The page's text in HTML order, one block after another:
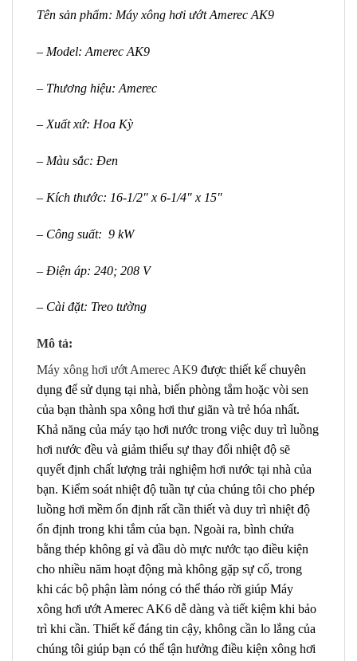
Tên sản phẩm: Máy xông hơi ướt Amerec AK9
– Model: Amerec AK9
– Thương hiệu: Amerec
– Xuất xứ: Hoa Kỳ
– Màu sắc: Đen
– Kích thước: 16-1/2″ x 6-1/4″ x 15″
– Công suất: 9 kW
– Điện áp: 240; 208 V
– Cài đặt: Treo tường
Mô tả:
Máy xông hơi ướt Amerec AK9 được thiết kế chuyên
dụng để sử dụng tại nhà, biến phòng tắm hoặc vòi sen
của bạn thành spa xông hơi thư giãn và trẻ hóa nhất.
Khả năng của máy tạo hơi nước trong việc duy trì luồng
hơi nước đều và giảm thiểu sự thay đổi nhiệt độ sẽ
quyết định chất lượng trải nghiệm hơi nước tại nhà của
bạn. Kiểm soát nhiệt độ tuần tự của chúng tôi cho phép
luồng hơi mềm ổn định rất cần thiết và duy trì nhiệt độ
ổn định trong khi tắm của bạn. Ngoài ra, bình chứa
bằng thép không gỉ và đầu dò mực nước tạo điều kiện
cho nhiều năm hoạt động mà không gặp sự cố, trong
khi các bộ phận làm nóng có thể tháo rời giúp Máy
xông hơi ướt Amerec AK6 dễ dàng và tiết kiệm khi bảo
trì khi cần. Thiết kế đáng tin cậy, không cần lo lắng của
chúng tôi giúp bạn có thể tận hưởng điều kiện xông hơi